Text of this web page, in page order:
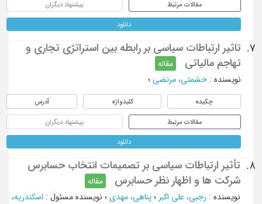
مقالات مرتبط پیشنهاد دیگران
دانلود
7.
تاثیر ارتباطات سیاسی بر رابطه بین استراتژی تجاری و
تهاجم مالیاتی
مقاله
نویسنده: حشمتی، مرتضی ؛
چکیده کلیدواژه آدرس
مقالات مرتبط پیشنهاد دیگران
دانلود
8.
تأثیر ارتباطات سیاسی بر تصمیمات انتخاب حسابرس
شرکت ها و اظهار نظر حسابرس
مقاله
نویسنده: رجبی، علی اکبر؛ پناهی، مهدی؛ نویسنده مسئول : اسکندریه،